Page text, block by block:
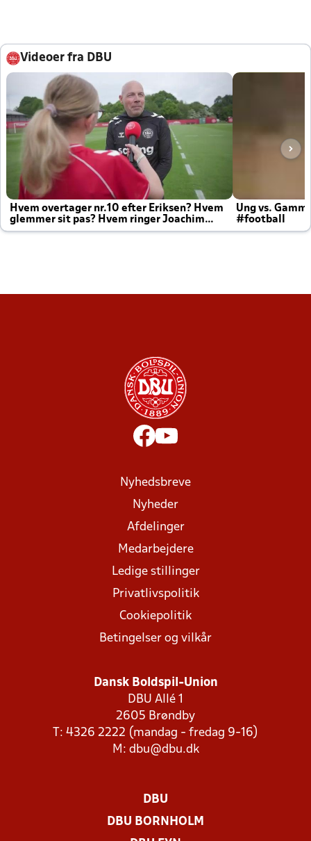
Videoer fra DBU
Hvem overtager nr.10 efter Eriksen? Hvem
glemmer sit pas? Hvem ringer Joachim
altid til efter kampe?
Ung vs.
#football
Nyhedsbreve
Nyheder
Afdelinger
Medarbejdere
Ledige stillinger
Privatlivspolitik
Cookiepolitik
Betingelser og vilkår
Dansk Boldspil-Union
DBU Allé 1
2605 Brøndby
T: 4326 2222 (mandag - fredag 9-16)
M: dbu@dbu.dk
DBU
DBU BORNHOLM